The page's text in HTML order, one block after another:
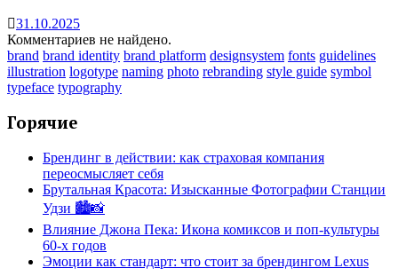
31.10.2025
Комментариев не найдено.
brand brand identity brand platform designsystem fonts guidelines
illustration logotype naming photo rebranding style guide symbol
typeface typography
Горячие
Брендинг в действии: как страховая компания
переосмысляет себя
Брутальная Красота: Изысканные Фотографии Станции
Удзи 🏙️📸
Влияние Джона Пека: Икона комиксов и поп-культуры
60-х годов
Эмоции как стандарт: что стоит за брендингом Lexus